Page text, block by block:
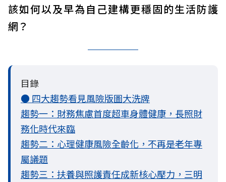
該如何以及早為自己建構更穩固的生活防護
網？
目錄
● 四大趨勢看見風險版圖大洗牌
趨勢一：財務焦慮首度超車身體健康，長照財
務化時代來臨
趨勢二：心理健康風險全齡化，不再是老年專
屬議題
趨勢三：扶養與照護責任成新核心壓力，三明